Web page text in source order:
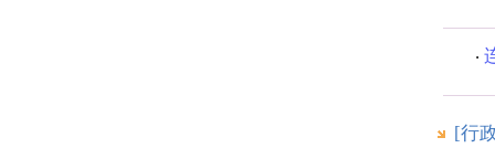
[行